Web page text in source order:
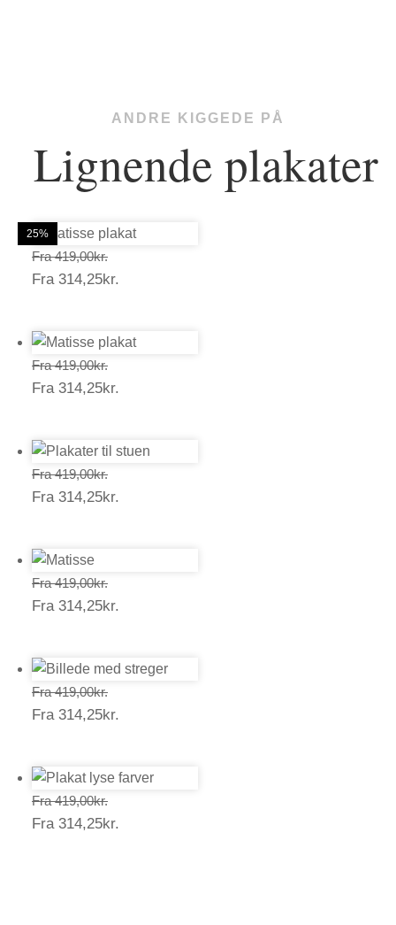
ANDRE KIGGEDE PÅ
Lignende plakater
25%
Fra 419,00kr.Prisinterval:
419,00kr.
Fra 314,25kr.
25%
Fra 419,00kr.Prisinterval:
419,00kr.
Fra 314,25kr.
25%
Fra 419,00kr.Prisinterval:
419,00kr.
Fra 314,25kr.
25%
Fra 419,00kr.Prisinterval:
419,00kr.
Fra 314,25kr.
25%
Fra 419,00kr.Prisinterval:
419,00kr.
Fra 314,25kr.
25%
Fra 419,00kr.Prisinterval:
419,00kr.
Fra 314,25kr.